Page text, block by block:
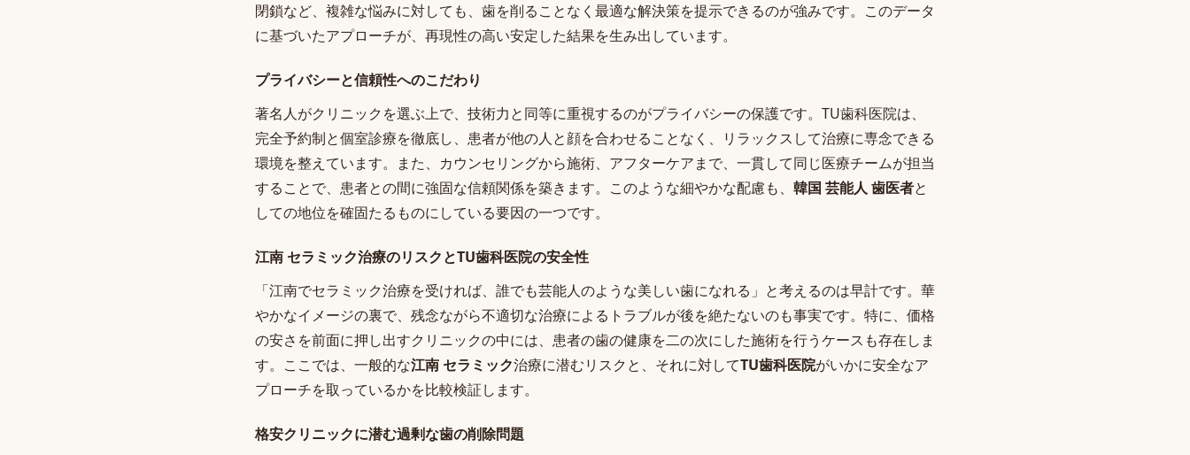
閉鎖など、複雑な悩みに対しても、歯を削ることなく最適な解決策を提示できるのが強みです。このデータ
に基づいたアプローチが、再現性の高い安定した結果を生み出しています。
プライバシーと信頼性へのこだわり
著名人がクリニックを選ぶ上で、技術力と同等に重視するのがプライバシーの保護です。TU歯科医院は、
完全予約制と個室診療を徹底し、患者が他の人と顔を合わせることなく、リラックスして治療に専念できる
環境を整えています。また、カウンセリングから施術、アフターケアまで、一貫して同じ医療チームが担当
することで、患者との間に強固な信頼関係を築きます。このような細やかな配慮も、 韓国 芸能人 歯医者と
しての地位を確固たるものにしている要因の一つです。
江南 セラミック治療のリスクとTU歯科医院の安全性
「江南でセラミック治療を受ければ、誰でも芸能人のような美しい歯になれる」と考えるのは早計です。華
やかなイメージの裏で、残念ながら不適切な治療によるトラブルが後を絶たないのも事実です。特に、価格
の安さを前面に押し出すクリニックの中には、患者の歯の健康を二の次にした施術を行うケースも存在しま
す。ここでは、一般的な江南 セラミック治療に潜むリスクと、それに対してTU歯科医院がいかに安全なア
プローチを取っているかを比較検証します。
格安クリニックに潜む過剰な歯の削除問題